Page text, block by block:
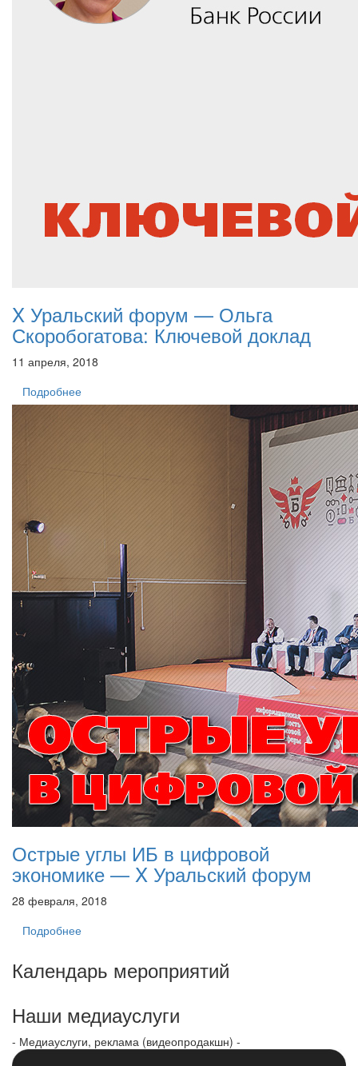
X Уральский форум — Ольга
Скоробогатова: Ключевой доклад
11 апреля, 2018
Подробнее
Острые углы ИБ в цифровой
экономике — X Уральский форум
28 февраля, 2018
Подробнее
Календарь мероприятий
Наши медиауслуги
- Медиауслуги, реклама (видеопродакшн) -